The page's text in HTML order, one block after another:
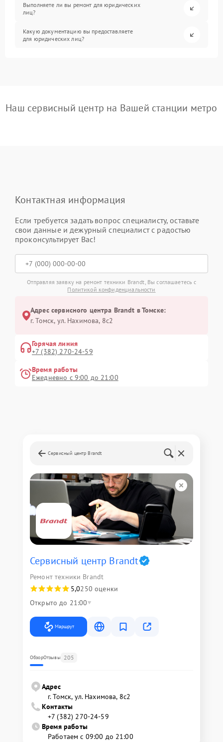
Выполняете ли вы ремонт для юридических
лиц?
Какую документацию вы предоставляете
для юридических лиц?
Наш сервисный центр на Вашей станции метро
Контактная информация
Если требуется задать вопрос специалисту, оставьте
свои данные и дежурный специалист с радостью
проконсультирует Вас!
Отправляя заявку на ремонт техники Brandt, Вы соглашаетесь с
Политикой конфиденциальности
Адрес сервисного центра Brandt в Томске:
г. Томск, ул. Нахимова, 8с2
Горячая линия
+7 (382) 270-24-59
Время работы
Ежедневно с 9:00 до 21:00
Сервисный центр Brandt
Сервисный центр Brandt
Ремонт техники Brandt
5,0250 оценки
Открыто до 21:00
Маршрут
ОбзорОтзывы 205
Адрес
г. Томск, ул. Нахимова, 8с2
Контакты
+7 (382) 270-24-59
Время работы
Работаем с 09:00 до 21:00